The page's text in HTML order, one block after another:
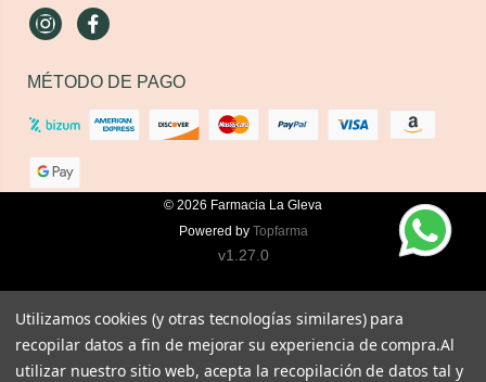
InstagramFacebook
MÉTODO DE PAGO
© 2026 Farmacia La Gleva
Powered by Topfarma
v1.27.0
Utilizamos cookies (y otras tecnologías similares) para
recopilar datos a fin de mejorar su experiencia de compra.Al
utilizar nuestro sitio web, acepta la recopilación de datos tal y